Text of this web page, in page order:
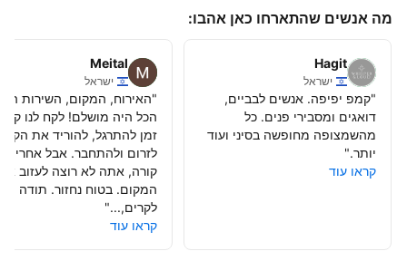
מה אנשים שהתארחו כאן אהבו:
Hagit
ישראל
"קמפ יפיפה. אנשים לבביים,
דואגים ומסבירי פנים. כל
מהשמצופה מחופשה בסיני ועוד
יותר."
קראו עוד
Meital
ישראל
"האירוח, המקום, השירות
הכל היה מושלם! לקח לנו
זמן להתרגל, להוריד את
לזרום ולהתחבר. אבל אחרי
קורה, אתה לא רוצה לעזוב
המקום. בטוח נחזור. תודה
לקרים,..."
קראו עוד